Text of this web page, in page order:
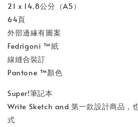
21 x 14.8公分（A5）
64頁
外部邊緣有圖案
Fedrigoni ™紙
線縫合裝訂
Pantone ™顏色
Super!筆記本
Write Sketch and 第一款設計商品，
式